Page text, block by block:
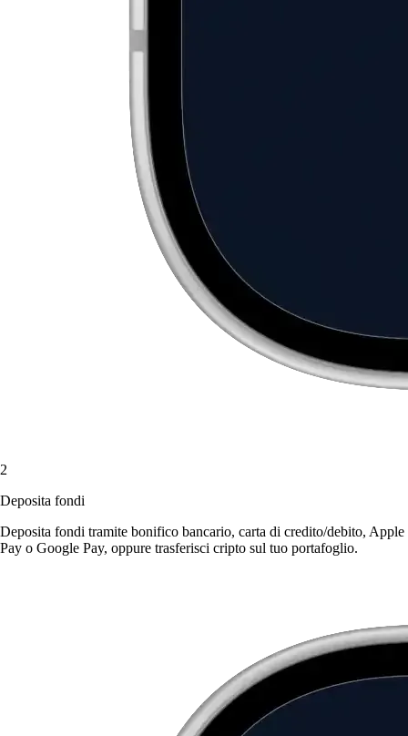
2
Deposita fondi
Deposita fondi tramite bonifico bancario, carta di credito/debito, Apple
Pay o Google Pay, oppure trasferisci cripto sul tuo portafoglio.